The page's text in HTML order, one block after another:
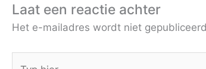
Laat een reactie achter
Het e-mailadres wordt niet